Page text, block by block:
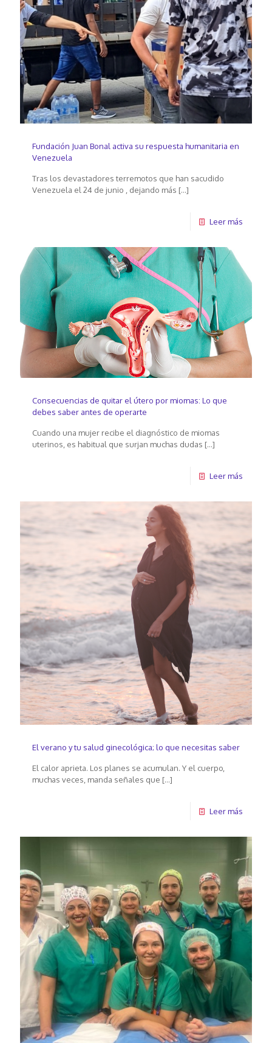
Fundación Juan Bonal activa su respuesta humanitaria en
Venezuela
Tras los devastadores terremotos que han sacudido
Venezuela el 24 de junio , dejando más […]
Leer más
Consecuencias de quitar el útero por miomas: Lo que
debes saber antes de operarte
Cuando una mujer recibe el diagnóstico de miomas
uterinos, es habitual que surjan muchas dudas […]
Leer más
El verano y tu salud ginecológica; lo que necesitas saber
El calor aprieta. Los planes se acumulan. Y el cuerpo,
muchas veces, manda señales que […]
Leer más